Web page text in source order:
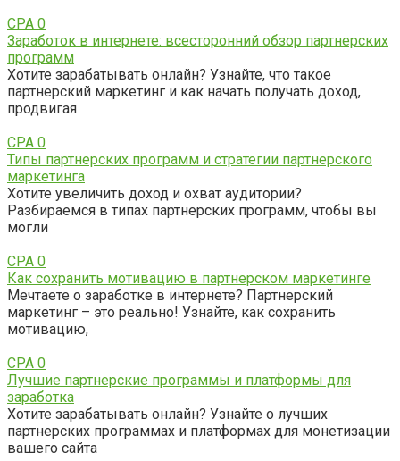
CPA 0
Заработок в интернете: всесторонний обзор партнерских
программ
Хотите зарабатывать онлайн? Узнайте, что такое
партнерский маркетинг и как начать получать доход,
продвигая
CPA 0
Типы партнерских программ и стратегии партнерского
маркетинга
Хотите увеличить доход и охват аудитории?
Разбираемся в типах партнерских программ, чтобы вы
могли
CPA 0
Как сохранить мотивацию в партнерском маркетинге
Мечтаете о заработке в интернете? Партнерский
маркетинг – это реально! Узнайте, как сохранить
мотивацию,
CPA 0
Лучшие партнерские программы и платформы для
заработка
Хотите зарабатывать онлайн? Узнайте о лучших
партнерских программах и платформах для монетизации
вашего сайта